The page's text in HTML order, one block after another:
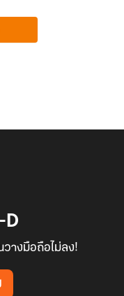
D
างมือถือไม่ลง!